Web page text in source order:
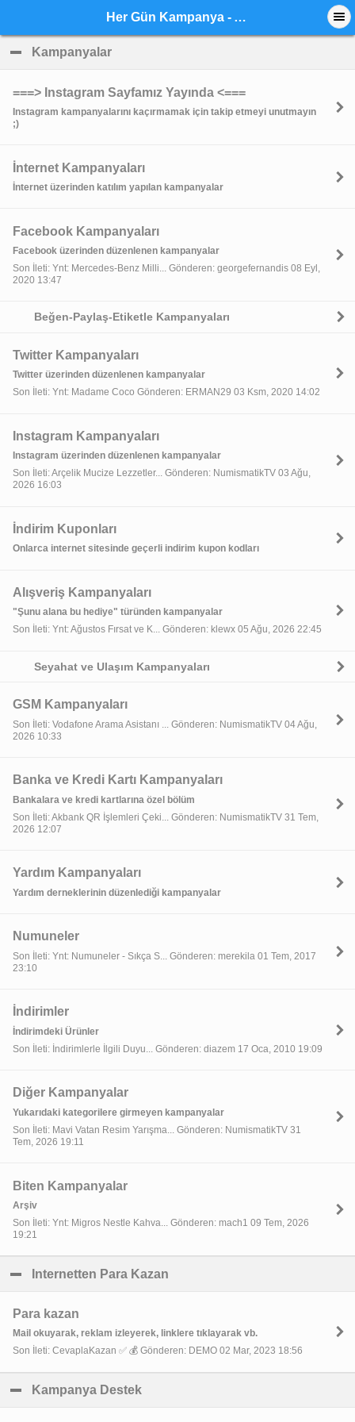
Her Gün Kampanya - Anasayfa
Kampanyalar
===> Instagram Sayfamız Yayında <===
Instagram kampanyalarını kaçırmamak için takip etmeyi unutmayın
;)
İnternet Kampanyaları
İnternet üzerinden katılım yapılan kampanyalar
Facebook Kampanyaları
Facebook üzerinden düzenlenen kampanyalar
Son İleti: Ynt: Mercedes-Benz Milli... Gönderen: georgefernandis 08 Eyl,
2020 13:47
Beğen-Paylaş-Etiketle Kampanyaları
Twitter Kampanyaları
Twitter üzerinden düzenlenen kampanyalar
Son İleti: Ynt: Madame Coco Gönderen: ERMAN29 03 Ksm, 2020 14:02
Instagram Kampanyaları
Instagram üzerinden düzenlenen kampanyalar
Son İleti: Arçelik Mucize Lezzetler... Gönderen: NumismatikTV 03 Ağu,
2026 16:03
İndirim Kuponları
Onlarca internet sitesinde geçerli indirim kupon kodları
Alışveriş Kampanyaları
"Şunu alana bu hediye" türünden kampanyalar
Son İleti: Ynt: Ağustos Fırsat ve K... Gönderen: klewx 05 Ağu, 2026 22:45
Seyahat ve Ulaşım Kampanyaları
GSM Kampanyaları
Son İleti: Vodafone Arama Asistanı ... Gönderen: NumismatikTV 04 Ağu,
2026 10:33
Banka ve Kredi Kartı Kampanyaları
Bankalara ve kredi kartlarına özel bölüm
Son İleti: Akbank QR İşlemleri Çeki... Gönderen: NumismatikTV 31 Tem,
2026 12:07
Yardım Kampanyaları
Yardım derneklerinin düzenlediği kampanyalar
Numuneler
Son İleti: Ynt: Numuneler - Sıkça S... Gönderen: merekila 01 Tem, 2017
23:10
İndirimler
İndirimdeki Ürünler
Son İleti: İndirimlerle İlgili Duyu... Gönderen: diazem 17 Oca, 2010 19:09
Diğer Kampanyalar
Yukarıdaki kategorilere girmeyen kampanyalar
Son İleti: Mavi Vatan Resim Yarışma... Gönderen: NumismatikTV 31
Tem, 2026 19:11
Biten Kampanyalar
Arşiv
Son İleti: Ynt: Migros Nestle Kahva... Gönderen: mach1 09 Tem, 2026
19:21
Internetten Para Kazan
Para kazan
Mail okuyarak, reklam izleyerek, linklere tıklayarak vb.
Son İleti: CevaplaKazan ✅ 💰 Gönderen: DEMO 02 Mar, 2023 18:56
Kampanya Destek